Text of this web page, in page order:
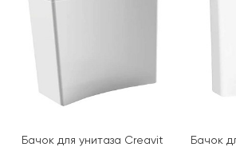
Бачок для унитаза Creavit
Бачок